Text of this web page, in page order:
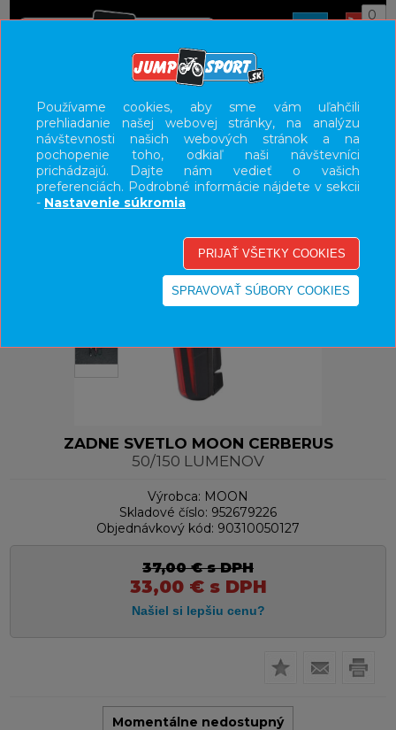
0
UŽÍVATEĽSKÝ PANEL
KATEGÓRIE
HLAVNÉ MENU
-11%
ZADNE SVETLO MOON CERBERUS
50/150 LUMENOV
Výrobca: MOON
Skladové číslo: 952679226
Objednávkový kód: 90310050127
37,00 €s DPH
33,00 €s DPH
Momentálne nedostupný
Používame cookies, aby sme vám uľahčili
prehliadanie našej webovej stránky, na analýzu
návštevnosti našich webových stránok a na
pochopenie toho, odkiaľ naši návštevníci
prichádzajú. Dajte nám vedieť o vašich
preferenciách. Podrobné informácie nájdete v sekcii
- Nastavenie súkromia